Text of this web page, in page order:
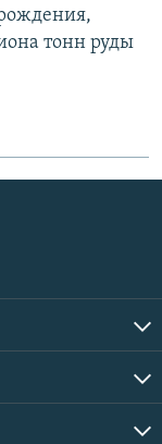
тонн руды